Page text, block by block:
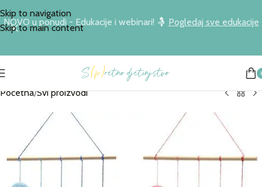
Skip to navigation
Skip to main content
NOVO u ponudi - Edukacije i webinari! 🤱 Pogledaj sve edukacije
Početna/Svi proizvodi